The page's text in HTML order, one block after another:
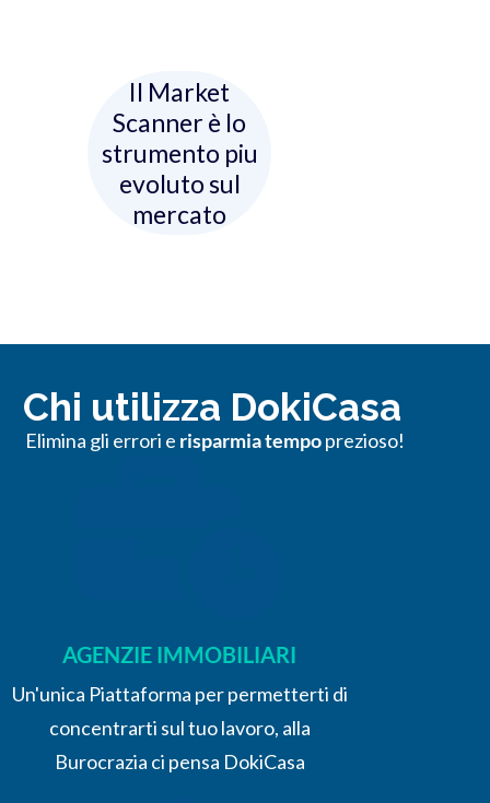
Il Market
Scanner è lo
strumento piu
evoluto sul
mercato
Chi utilizza DokiCasa
Elimina gli errori e risparmia tempoprezioso!
AGENZIE IMMOBILIARI
Un'unica Piattaforma per permetterti di
concentrarti sul tuo lavoro, alla
Burocrazia ci pensa DokiCasa